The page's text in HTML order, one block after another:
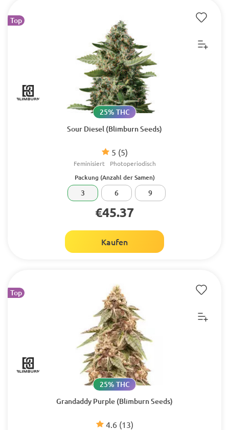
Top
Sour Diesel (Blimburn Seeds)
5 (5)
25% THC
Feminisiert Photoperiodisch
Packung (Anzahl der Samen)
3 6 9
€45.37
Kaufen
Top
Grandaddy Purple (Blimburn Seeds)
4.6 (13)
25% THC